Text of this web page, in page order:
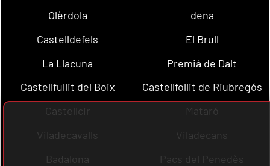
Olèrdola
dena
Castelldefels
El Brull
La Llacuna
Premià de Dalt
Castellfullit del Boix
Castellfollit de Riubregós
Castellcir
Mataró
Viladecavalls
Viladecans
Badalona
Pacs del Penedès